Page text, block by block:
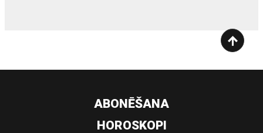
ABONĒŠANA
HOROSKOPI